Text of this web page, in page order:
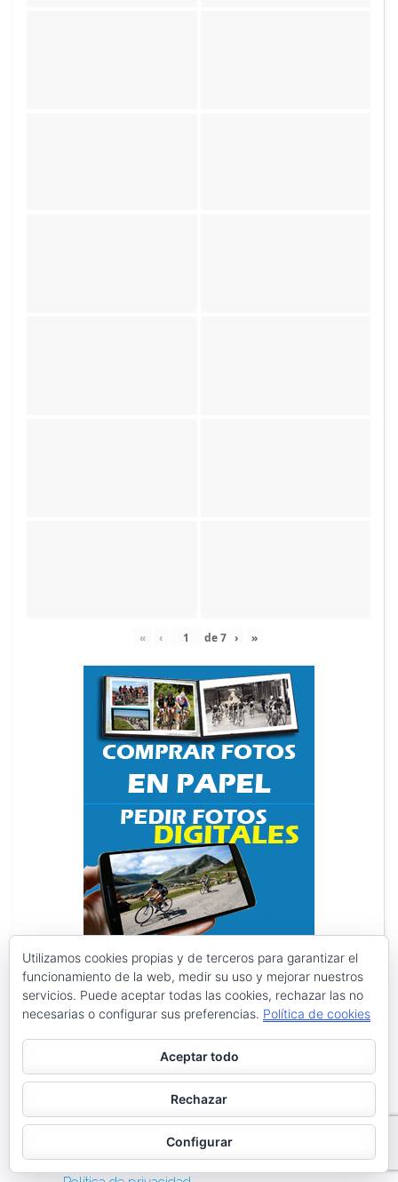
« ‹ de7 › »
Search
Archivos
Galerías de imágenes
Utilizamos cookies propias y de terceros para garantizar el
funcionamiento de la web, medir su uso y mejorar nuestros
servicios. Puede aceptar todas las cookies, rechazar las no
necesarias o configurar sus preferencias. Política de cookies
Aceptar todo
Rechazar
Configurar